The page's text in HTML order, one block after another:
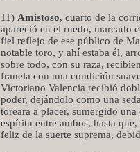
11) Amistoso, cuarto de la
apareció en el ruedo, marcado
fiel reflejo de ese público de
notable toro, y ahí estaba él,
sobre todo, con su raza,
franela con una condición
Victoriano Valencia recibió
poder, dejándolo como una
toreara a placer, sumergido
espíritu entre ambos, hasta
feliz de la suerte suprema,